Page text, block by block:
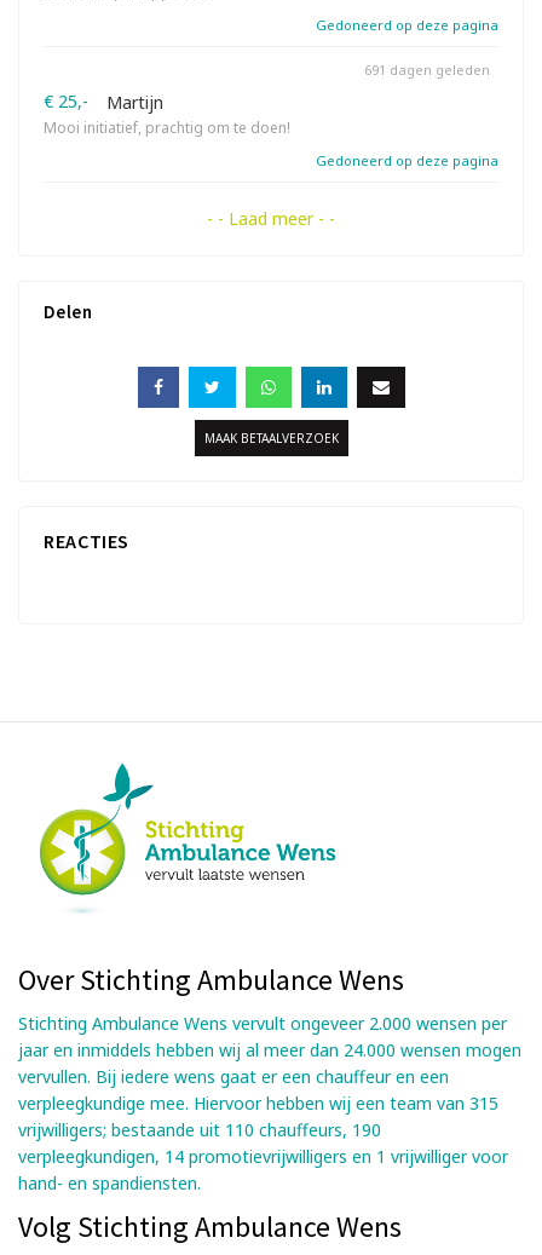
Gedoneerd op deze pagina
€ 25,- Martijn
Mooi initiatief, prachtig om te doen!
691 dagen geleden
Gedoneerd op deze pagina
- - Laad meer - -
Delen
MAAK BETAALVERZOEK
REACTIES
Over Stichting Ambulance Wens
Stichting Ambulance Wens vervult ongeveer 2.000 wensen per
jaar en inmiddels hebben wij al meer dan 24.000 wensen mogen
vervullen. Bij iedere wens gaat er een chauffeur en een
verpleegkundige mee. Hiervoor hebben wij een team van 315
vrijwilligers; bestaande uit 110 chauffeurs, 190
verpleegkundigen, 14 promotievrijwilligers en 1 vrijwilliger voor
hand- en spandiensten.
Volg Stichting Ambulance Wens